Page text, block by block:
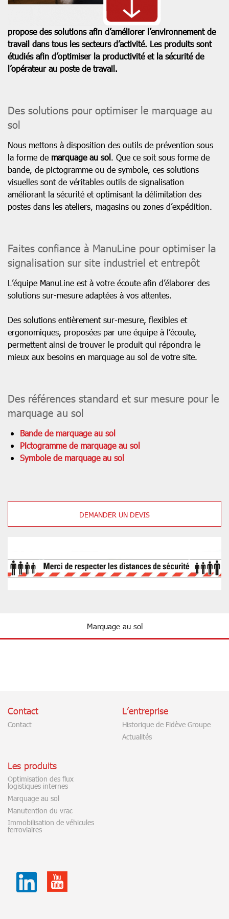
propose des solutions afin d’améliorer l’environnement de
travail dans tous les secteurs d’activité. Les produits sont
étudiés afin d’optimiser la productivité et la sécurité de
l’opérateur au poste de travail.
Des solutions pour optimiser le marquage au
sol
Nous mettons à disposition des outils de prévention sous
la forme de marquage au sol. Que ce soit sous forme de
bande, de pictogramme ou de symbole, ces solutions
visuelles sont de véritables outils de signalisation
améliorant la sécurité et optimisant la délimitation des
postes dans les ateliers, magasins ou zones d’expédition.
Faites confiance à ManuLine pour optimiser la
signalisation sur site industriel et entrepôt
L’équipe ManuLine est à votre écoute afin d’élaborer des
solutions sur-mesure adaptées à vos attentes.
Des solutions entièrement sur-mesure, flexibles et
ergonomiques, proposées par une équipe à l’écoute,
permettent ainsi de trouver le produit qui répondra le
mieux aux besoins en marquage au sol de votre site.
Des références standard et sur mesure pour le
marquage au sol
Bande de marquage au sol
Pictogramme de marquage au sol
Symbole de marquage au sol
DEMANDER UN DEVIS
Marquage au sol
Contact
Contact
L’entreprise
Historique de Fidève Groupe
Actualités
Les produits
Optimisation des flux
logistiques internes
Marquage au sol
Manutention du vrac
Immobilisation de véhicules
ferroviaires
Linkedin Youtube